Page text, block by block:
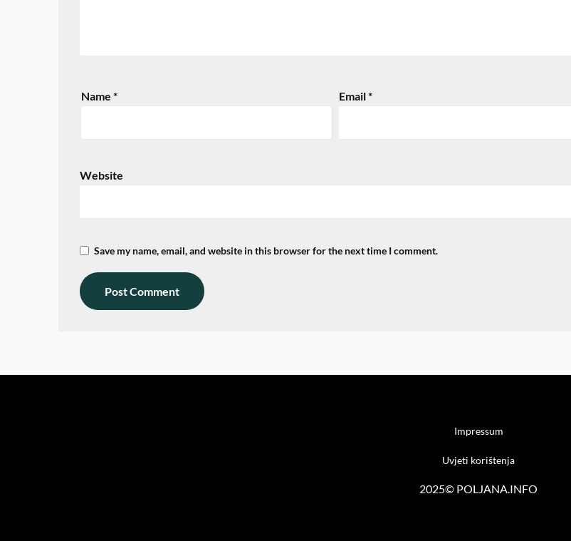
Name* Email*
Website
Save my name, email, and website in this browser for the next time I comment.
Impressum
Uvjeti korištenja
2025© POLJANA.INFO